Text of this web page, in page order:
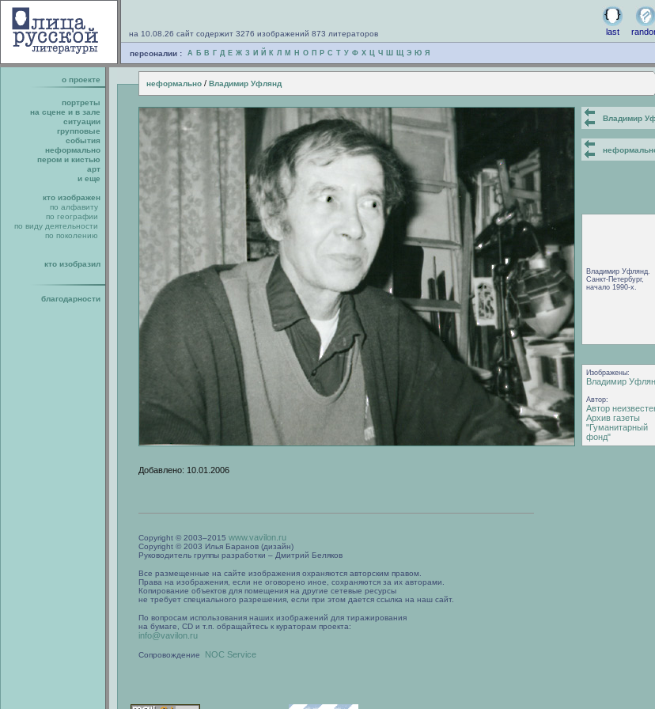
на 10.08.26 сайт содержит 3276 изображений 873 литераторов last
персоналии : А Б В Г Д Е Ж З И Й К Л М Н О П Р С Т У Ф Х Ц Ч Ш Щ Э Ю Я
о проекте неформально / Владимир Уфлянд
портреты
на сцене и в зале
ситуации
групповые
события
неформально
пером и кистью
арт
и еще
кто изображен
по алфавиту
по географии
по виду деятельности
по поколению
кто изобразил
благодарности
Владимир
Владимир Уфлянд.
Санкт-Петербург,
начало 1990-х.
Изображены:
Владимир
Автор:
Автор
Архив газеты
"Гуманитарный
фонд"
Добавлено: 10.01.2006
Copyright © 2003–2015 www.vavilon.ru
Copyright © 2003 Илья Баранов (дизайн)
Руководитель группы разработки – Дмитрий Беляков
Все размещенные на сайте изображения охраняются авторским правом.
Права на изображения, если не оговорено иное, сохраняются за их авторами.
Копирование объектов для помещения на другие сетевые ресурсы
не требует специального разрешения, если при этом дается ссылка на наш сайт.
По вопросам использования наших изображений для тиражирования
на бумаге, CD и т.п. обращайтесь к кураторам проекта:
info@vavilon.ru
Сопровождение NOC Service